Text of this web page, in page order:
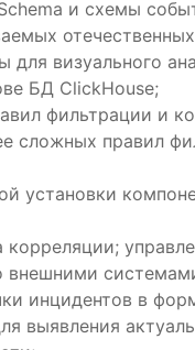
и схемы
для визуального
БД ClickHouse;
фильтрации и
сложных правил
установки
корреляции;
внешними
инцидентов в
выявления